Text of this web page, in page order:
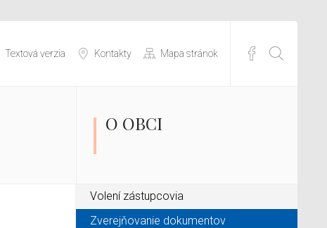
Textová verzia Kontakty Mapa stránok
O OBCI
Volení zástupcovia
Zverejňovanie dokumentov